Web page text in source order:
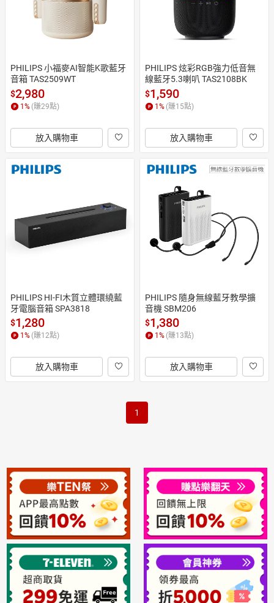
PHILIPS 小福麥AI智能K歌藍牙
音箱 TAS2509WT
$2,980
1% (賺29點)
放入購物車
PHILIPS 炫彩RGB強力低音無
線藍牙5.3喇叭 TAS2108BK
$1,590
1% (賺15點)
放入購物車
PHILIPS HI-FI木質立體環繞藍
牙電腦音箱 SPA3818
$1,280
1 % (賺12點)
放入購物車
PHILIPS 隨身無線藍牙教學擴
音機 SBM206
$1,380
1 % (賺13點)
放入購物車
1